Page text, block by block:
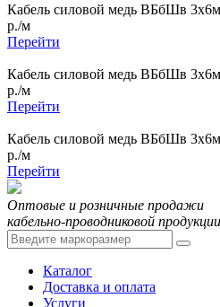
Кабель силовой медь ВБбШв
р./м
Перейти
Кабель силовой медь ВБбШв
р./м
Перейти
Кабель силовой медь ВБбШв
р./м
Перейти
Оптовые и розничные продажи
кабельно-проводниковой продукции
Каталог
Доставка и оплата
Услуги